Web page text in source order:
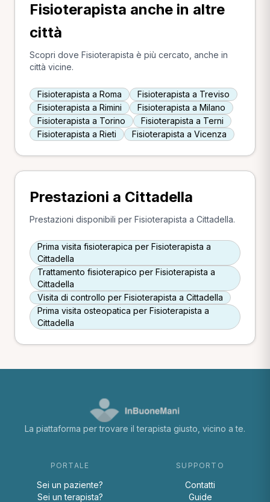
Fisioterapista anche in altre
città
Scopri dove Fisioterapista è più cercato, anche in
città vicine.
Fisioterapista a Roma
Fisioterapista a Treviso
Fisioterapista a Rimini
Fisioterapista a Milano
Fisioterapista a Torino
Fisioterapista a Terni
Fisioterapista a Rieti
Fisioterapista a Vicenza
Prestazioni a Cittadella
Prestazioni disponibili per Fisioterapista a Cittadella.
Prima visita fisioterapica per Fisioterapista a
Cittadella
Trattamento fisioterapico per Fisioterapista a
Cittadella
Visita di controllo per Fisioterapista a Cittadella
Prima visita osteopatica per Fisioterapista a
Cittadella
La piattaforma per trovare il terapista giusto, vicino a te.
PORTALE
Sei un paziente?
Sei un terapista?
SUPPORTO
Contatti
Guide